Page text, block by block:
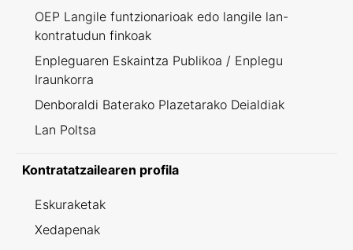
OEP Langile funtzionarioak edo langile lan-
kontratudun finkoak
Enpleguaren Eskaintza Publikoa / Enplegu
Iraunkorra
Denboraldi Baterako Plazetarako Deialdiak
Lan Poltsa
Kontratatzailearen profila
Eskuraketak
Xedapenak